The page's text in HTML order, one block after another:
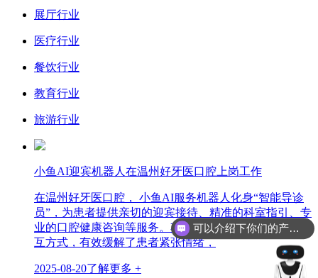
展厅行业
医疗行业
餐饮行业
教育行业
旅游行业
小鱼AI迎宾机器人在温州好牙医口腔上岗工作
在温州好牙医口腔， 小鱼AI服务机器人化身“智能导诊
员”，为患者提供亲切的迎宾接待、精准的科室指引、专
业的口腔健康咨询等服务。其可爱的外形和拟人化的交
互方式，有效缓解了患者紧张情绪，
2025-08-20了解更多 +
可以介绍下你们的产品么？